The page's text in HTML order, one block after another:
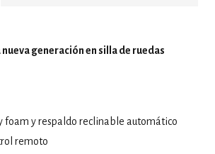
generación en silla de ruedas
foam y respaldo reclinable automático
remoto